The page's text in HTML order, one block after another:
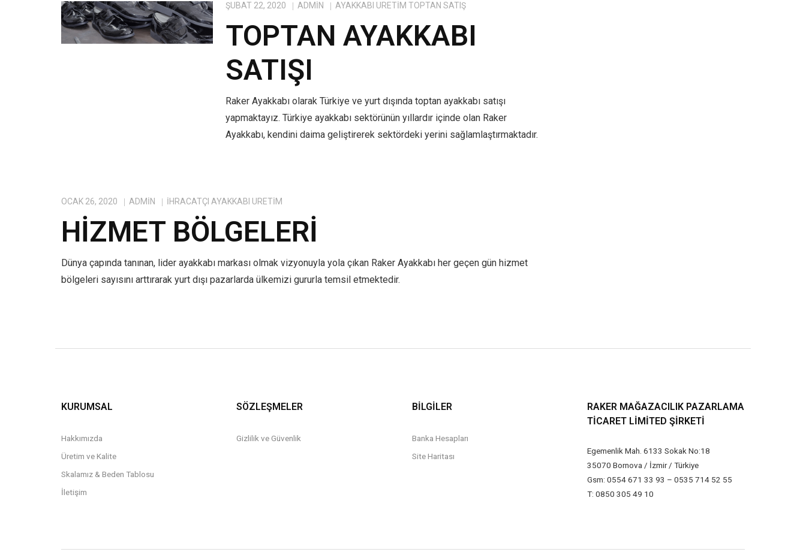
ŞUBAT 22, 2020 ADMIN AYAKKABI ÜRETIM TOPTAN SATIŞ
TOPTAN AYAKKABI
SATIŞI
Raker Ayakkabı olarak Türkiye ve yurt dışında toptan ayakkabı satışı
yapmaktayız. Türkiye ayakkabı sektörünün yıllardır içinde olan Raker
Ayakkabı, kendini daima geliştirerek sektördeki yerini sağlamlaştırmaktadır.
OCAK 26, 2020 ADMIN IHRACATÇI AYAKKABI ÜRETIM
HIZMET BÖLGELERI
Dünya çapında tanınan, lider ayakkabı markası olmak vizyonuyla yola çıkan Raker Ayakkabı her geçen gün hizmet
bölgeleri sayısını arttırarak yurt dışı pazarlarda ülkemizi gururla temsil etmektedir.
KURUMSAL
Hakkımızda
Üretim ve Kalite
Skalamız & Beden Tablosu
İletişim
SÖZLEŞMELER
Gizlilik ve Güvenlik
BİLGİLER
Banka Hesapları
Site Haritası
RAKER MAĞAZACILIK PAZARLAMA
TICARET LIMITED ŞIRKETI
Egemenlik Mah. 6133 Sokak No:18
35070 Bornova / İzmir / Türkiye
Gsm: 0554 671 33 93 – 0535 714 52 55
T: 0850 305 49 10